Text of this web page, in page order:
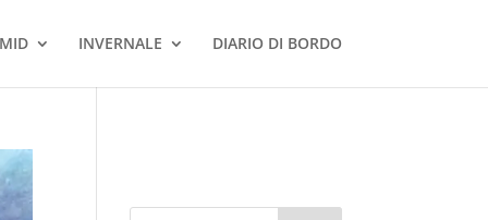
INVERNALE DIARIO DI BORDO